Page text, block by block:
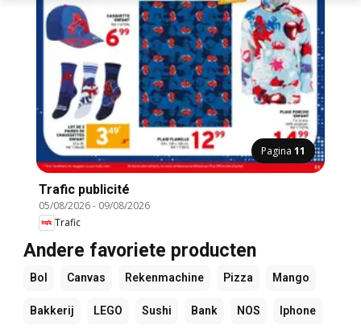
Pagina 11
Trafic publicité
05/08/2026- 09/08/2026
Trafic
Andere favoriete producten
Bol Canvas Rekenmachine Pizza Mango
Bakkerij LEGO Sushi Bank NOS Iphone